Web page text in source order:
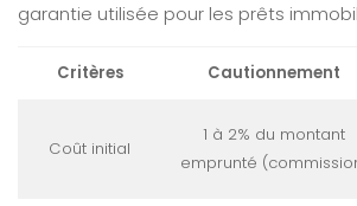
garantie utilisée pour les prêts
Critères Cautionnement
Coût initial
1 à 2% du montant
emprunté